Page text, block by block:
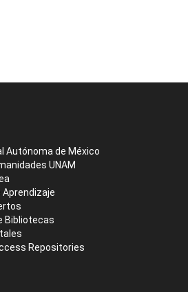
Autónoma de México
UNAM
Aprendizaje
Bibliotecas
Repositories